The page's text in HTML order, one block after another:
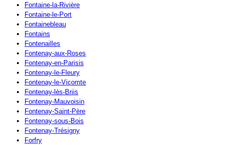
Fontaine-la-Rivière
Fontaine-le-Port
Fontainebleau
Fontains
Fontenailles
Fontenay-aux-Roses
Fontenay-en-Parisis
Fontenay-le-Fleury
Fontenay-le-Vicomte
Fontenay-lès-Briis
Fontenay-Mauvoisin
Fontenay-Saint-Père
Fontenay-sous-Bois
Fontenay-Trésigny
Forfry